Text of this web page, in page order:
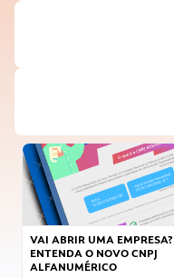
VAI ABRIR UMA EMPRESA?
ENTENDA O NOVO CNPJ
ALFANUMÉRICO